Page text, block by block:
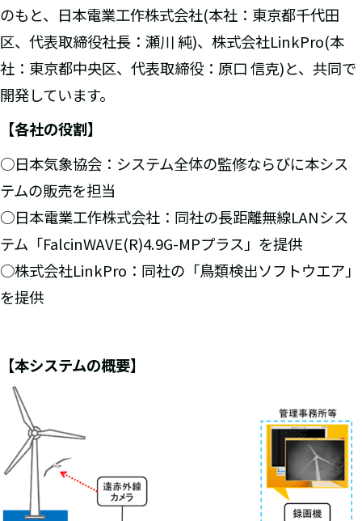
のもと、日本電業工作株式会社(本社：東京都千代田
区、代表取締役社長：瀬川 純)、株式会社LinkPro(本
社：東京都中央区、代表取締役：原口 信克)と、共同で
開発しています。
【各社の役割】
○日本気象協会：システム全体の監修ならびに本シス
テムの販売を担当
○日本電業工作株式会社：同社の長距離無線LANシス
テム「FalcinWAVE(R)4.9G-MPプラス」を提供
○株式会社LinkPro：同社の「鳥類検出ソフトウエア」
を提供
【本システムの概要】